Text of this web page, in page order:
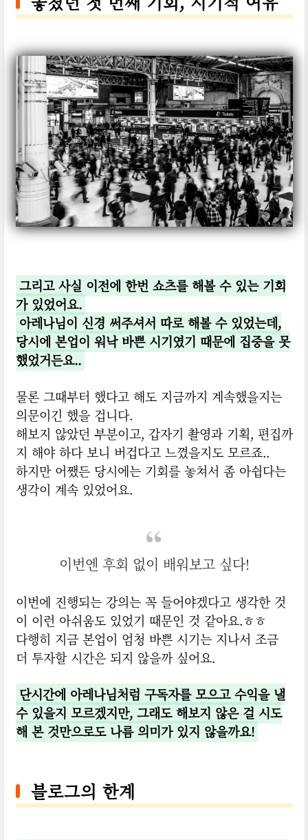
그리고 사실 이전에 한번 쇼츠를 해볼 수 있는 기회
가 있었어요.
아레나님이 신경 써주셔서 따로 해볼 수 있었는데,
당시에 본업이 워낙 바쁜 시기였기 때문에 집중을 못
했었거든요..
물론 그때부터 했다고 해도 지금까지 계속했을지는
의문이긴 했을 겁니다.
해보지 않았던 부분이고, 갑자기 촬영과 기획, 편집까
지 해야 하다 보니 버겁다고 느꼈을지도 모르죠..
하지만 어쨌든 당시에는 기회를 놓쳐서 좀 아쉽다는
생각이 계속 있었어요.
이번엔 후회 없이 배워보고 싶다!
이번에 진행되는 강의는 꼭 들어야겠다고 생각한 것
이 이런 아쉬움도 있었기 때문인 것 같아요.ㅎㅎ
다행히 지금 본업이 엄청 바쁜 시기는 지나서 조금
더 투자할 시간은 되지 않을까 싶어요.
단시간에 아레나님처럼 구독자를 모으고 수익을 낼
수 있을지 모르겠지만, 그래도 해보지 않은 걸 시도
해 본 것만으로도 나름 의미가 있지 않을까요!
블로그의 한계